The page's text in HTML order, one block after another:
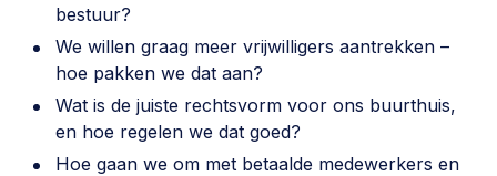
Buurtenergie
Energiecollectieven, buurt vergroenen, SDG >
Meebeslissen
Uitdaagrecht, gemeenschapsfondsen, lokale democratie >
bestuur?
We willen graag meer vrijwilligers aantrekken –
hoe pakken we dat aan?
Wat is de juiste rechtsvorm voor ons buurthuis,
en hoe regelen we dat goed?
Hoe gaan we om met betaalde medewerkers en